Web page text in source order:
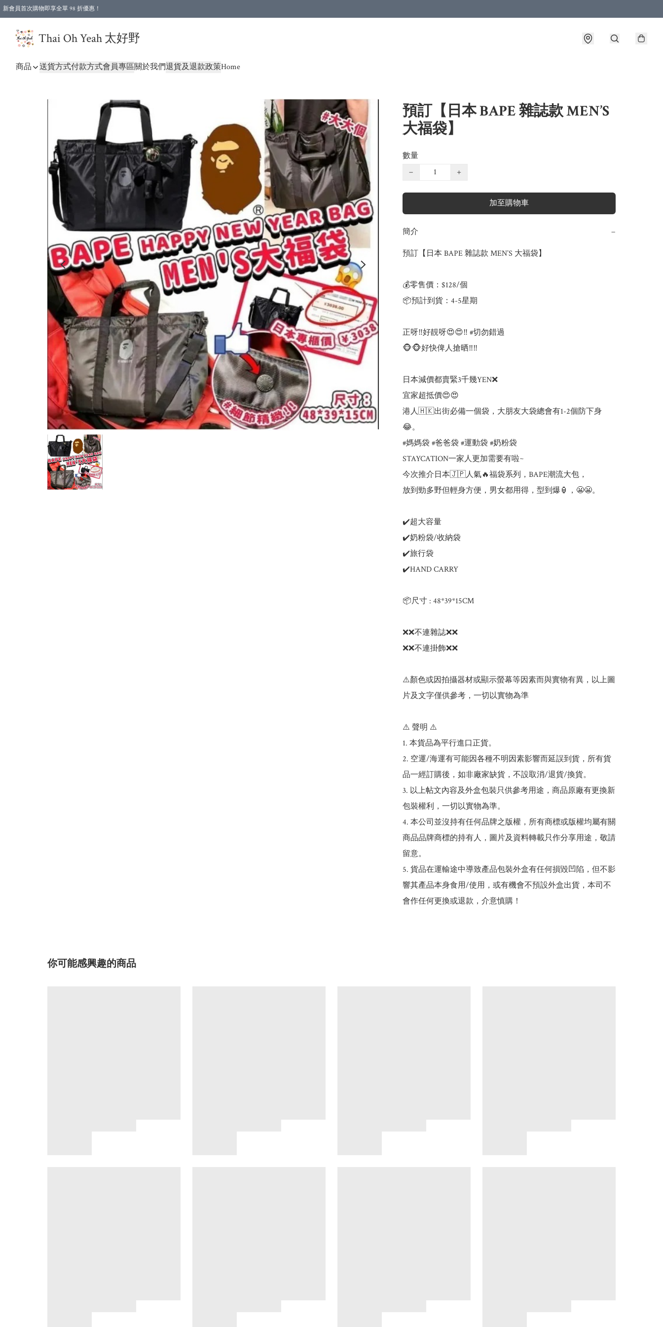
新會員首次購物即享全單 98 折優惠！
Thai Oh Yeah 太好野
商品 送貨方式付款方式會員專區關於我們退貨及退款政策Home
預訂【日本 BAPE 雜誌款 MEN’S
大福袋】
數量
−
+
加至購物車
簡介 −
預訂【日本 BAPE 雜誌款 MEN’S 大福袋】
💰零售價：$128/個
📦預計到貨：4-5星期
正呀‼️好靚呀😍😍‼️ #切勿錯過
🐵🐵好快俾人搶晒‼️‼️
日本減價都賣緊3千幾YEN❌
宜家超抵價😍😍
港人🇭🇰出街必備一個袋，大朋友大袋總會有1-2個防下身
😂。
#媽媽袋 #爸爸袋 #運動袋 #奶粉袋
STAYCATION一家人更加需要有啦~
今次推介日本🇯🇵人氣🔥福袋系列，BAPE潮流大包，
放到勁多野但輕身方便，男女都用得，型到爆🏮，😬😬。
✔️超大容量
✔️奶粉袋/收納袋
✔️旅行袋
✔️HAND CARRY
📦尺寸 : 48*39*15CM
❌❌不連雜誌❌❌
❌❌不連掛飾❌❌
⚠️顏色或因拍攝器材或顯示螢幕等因素而與實物有異，以上圖
片及文字僅供參考，一切以實物為準
⚠️ 聲明 ⚠️
1. 本貨品為平行進口正貨。
2. 空運/海運有可能因各種不明因素影響而延誤到貨，所有貨
品一經訂購後，如非廠家缺貨，不設取消/退貨/換貨。
3. 以上帖文內容及外盒包裝只供參考用途，商品原廠有更換新
包裝權利，一切以實物為準。
4. 本公司並沒持有任何品牌之版權，所有商標或版權均屬有關
商品品牌商標的持有人，圖片及資料轉載只作分享用途，敬請
留意。
5. 貨品在運輸途中導致產品包裝外盒有任何損毀凹陷，但不影
響其產品本身食用/使用，或有機會不預設外盒出貨，本司不
會作任何更換或退款，介意慎購！
你可能感興趣的商品